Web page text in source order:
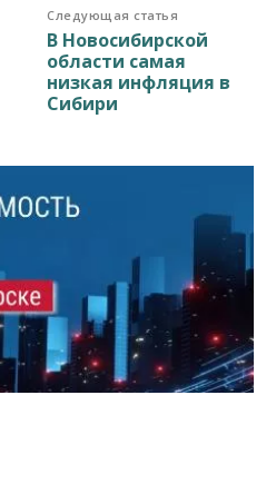
Следующая статья
В Новосибирской
области самая
низкая инфляция в
Сибири